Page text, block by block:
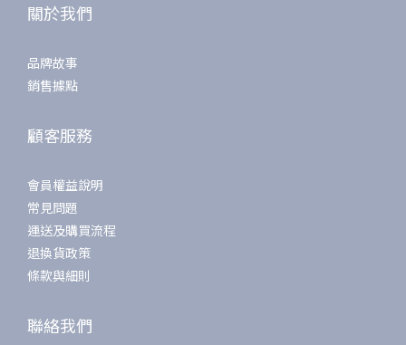
關於我們
品牌故事
銷售據點
顧客服務
會員權益說明
常見問題
運送及購買流程
退換貨政策
條款與細則
聯絡我們